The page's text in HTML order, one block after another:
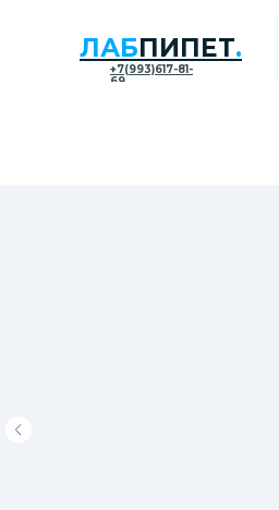
ЛАБПИПЕТ.
+7(993)617-81-
69